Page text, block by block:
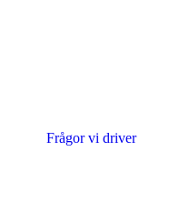
Frågor vi driver